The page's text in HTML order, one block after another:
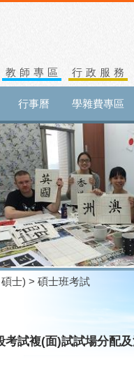
教師專區 行政服務
行事曆 學雜費專區
士) > 碩士班考試
考試複(面)試試場分配